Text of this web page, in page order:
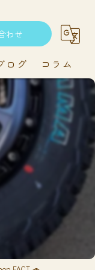
わせ
ログ コラム